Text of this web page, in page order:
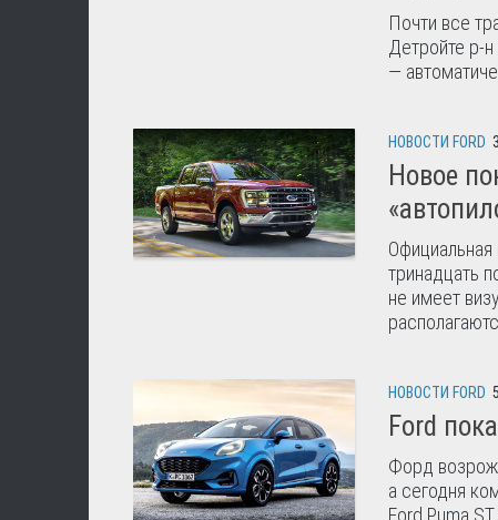
Почти все
Детройте р-
—
НОВОСТИ FORD
Новое
тринадцать
не имеет
НОВОСТИ FORD
Ford
Форд
а сегодня
Ford Puma